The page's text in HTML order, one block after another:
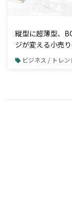
縦型に超薄型、
ジが変える小売
ビジネス / トレン